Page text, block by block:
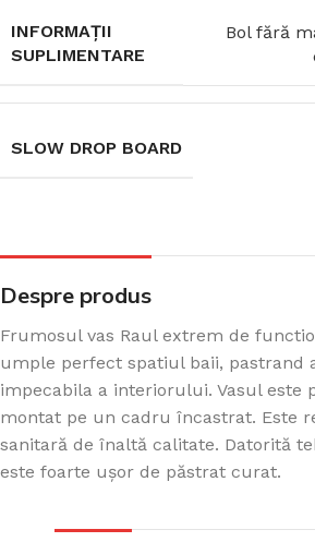
INFORMAȚII
SUPLIMENTARE
Bol fără
SLOW DROP BOARD
Despre produs
Frumosul vas Raul extrem de
umple perfect spatiul baii, pastrand
impecabila a interiorului. Vasul este
montat pe un cadru încastrat. Este
sanitară de înaltă calitate. Datorită
este foarte ușor de păstrat curat.